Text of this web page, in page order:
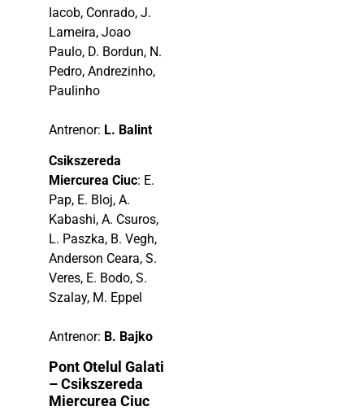
Iacob, Conrado, J.
Lameira, Joao
Paulo, D. Bordun, N.
Pedro, Andrezinho,
Paulinho
Antrenor: L. Balint
Csikszereda
Miercurea Ciuc: E.
Pap, E. Bloj, A.
Kabashi, A. Csuros,
L. Paszka, B. Vegh,
Anderson Ceara, S.
Veres, E. Bodo, S.
Szalay, M. Eppel
Antrenor: B. Bajko
Pont Otelul Galati
– Csikszereda
Miercurea Ciuc